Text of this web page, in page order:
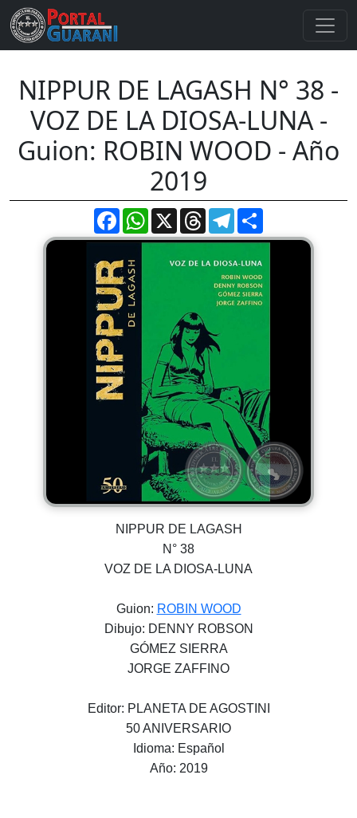
NIPPUR DE LAGASH N° 38 -
VOZ DE LA DIOSA-LUNA -
Guion: ROBIN WOOD - Año
2019
FacebookWhatsApp
X ThreadsTelegram
NIPPUR DE LAGASH
N° 38
VOZ DE LA DIOSA-LUNA
Guion: ROBIN WOOD
Dibujo: DENNY ROBSON
GÓMEZ SIERRA
JORGE ZAFFINO
Editor: PLANETA DE AGOSTINI
50 ANIVERSARIO
Idioma: Español
Año: 2019